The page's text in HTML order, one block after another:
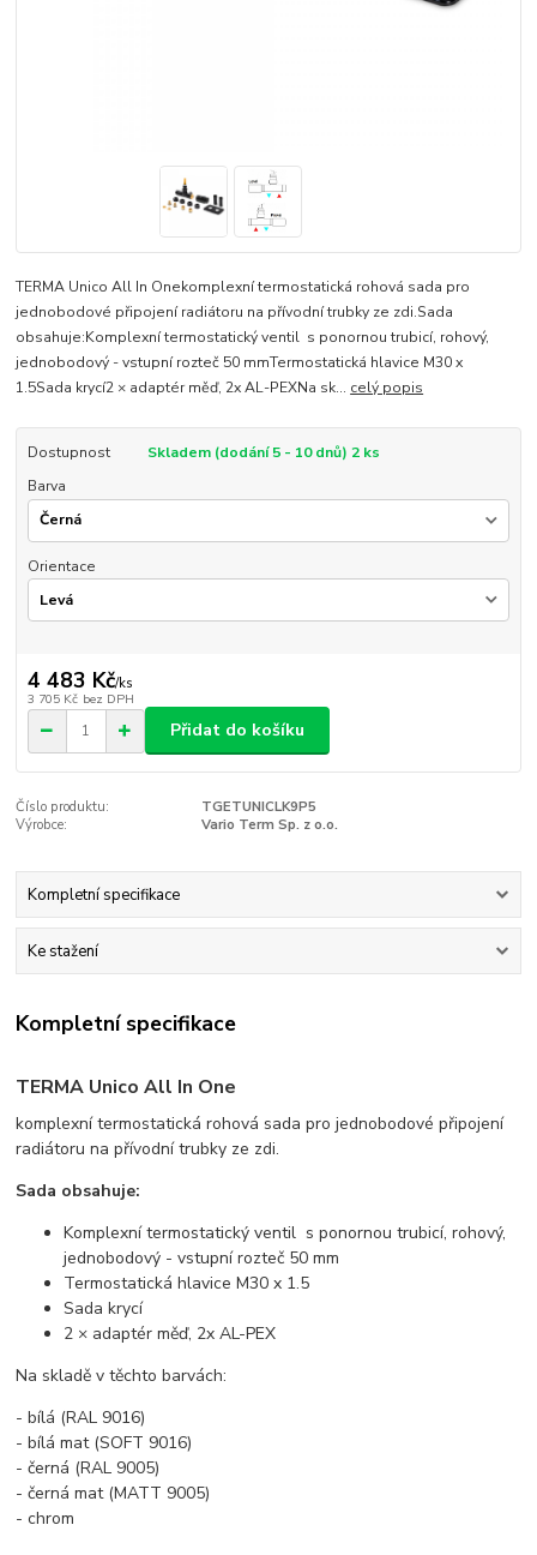
TERMA Unico All In Onekomplexní termostatická rohová sada pro
jednobodové připojení radiátoru na přívodní trubky ze zdi.Sada
obsahuje:Komplexní termostatický ventil s ponornou trubicí, rohový,
jednobodový - vstupní rozteč 50 mmTermostatická hlavice M30 x
1.5Sada krycí2 × adaptér měď, 2x AL-PEXNa sk... celý popis
Dostupnost
Skladem (dodání 5 - 10 dnů) 2 ks
Barva
Orientace
4 483 Kč/ks
3 705 Kč bez DPH
Přidat do košíku
Číslo produktu:
TGETUNICLK9P5
Výrobce:
Vario Term Sp. z o.o.
Kompletní specifikace
Ke stažení
Kompletní specifikace
TERMA Unico All In One
komplexní termostatická rohová sada pro jednobodové připojení
radiátoru na přívodní trubky ze zdi.
Sada obsahuje:
Komplexní termostatický ventil s ponornou trubicí, rohový,
jednobodový - vstupní rozteč 50 mm
Termostatická hlavice M30 x 1.5
Sada krycí
2 × adaptér měď, 2x AL-PEX
Na skladě v těchto barvách:
- bílá (RAL 9016)
- bílá mat (SOFT 9016)
- černá (RAL 9005)
- černá mat (MATT 9005)
- chrom